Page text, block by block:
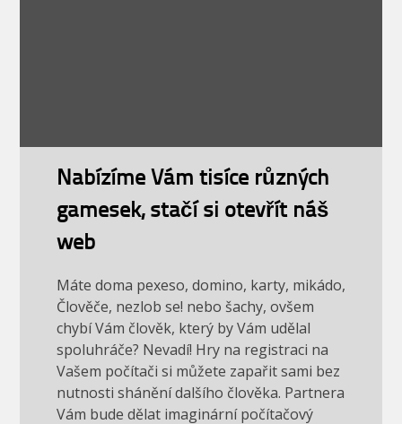
Nabízíme Vám tisíce různých
gamesek, stačí si otevřít náš
web
Máte doma pexeso, domino, karty, mikádo,
Člověče, nezlob se! nebo šachy, ovšem
chybí Vám člověk, který by Vám udělal
spoluhráče? Nevadí! Hry na registraci na
Vašem počítači si můžete zapařit sami bez
nutnosti shánění dalšího člověka. Partnera
Vám bude dělat imaginární počítačový